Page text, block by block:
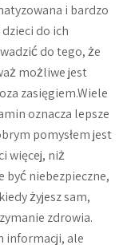
i bardzo
do ich
do tego, że
możliwe jest
zasięgiem.Wiele
oznacza lepsze
pomysłem jest
więcej, niż
być niebezpieczne,
żyjesz sam,
zdrowia.
informacji, ale